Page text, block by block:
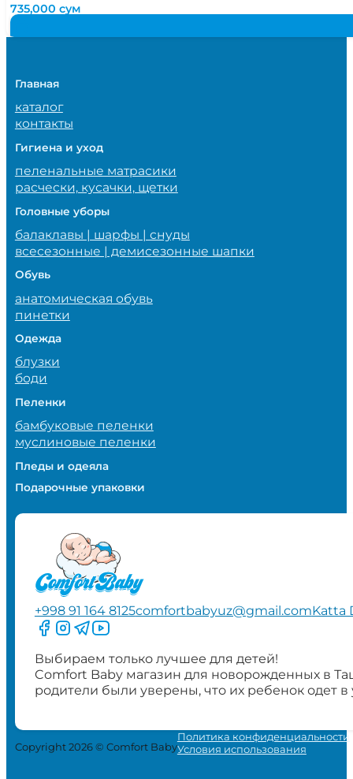
735,000сум
Главная
каталог
контакты
Гигиена и уход
пеленальные матрасики
расчески, кусачки, щетки
Головные уборы
балаклавы | шарфы | снуды
всесезонные | демисезонные шапки
Обувь
анатомическая обувь
пинетки
Одежда
блузки
боди
Пеленки
бамбуковые пеленки
муслиновые пеленки
Пледы и одеяла
Подарочные упаковки
+998 91 164 8125comfortbabyuz@gmail.comKatta
Следите за нами на Facebook
Следите за нами в Instagram
Следите за нами в Telegram
Следите за нами в YouTube
Выбираем только лучшее для детей!
Comfort Baby магазин для новорожденных в
родители были уверены, что их ребенок одет
Copyright 2026 © Comfort Baby
Политика конфиденциальности
Условия использования